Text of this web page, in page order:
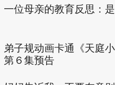
一位母亲的教育反思：
弟子规动画卡通《天庭
第６集预告